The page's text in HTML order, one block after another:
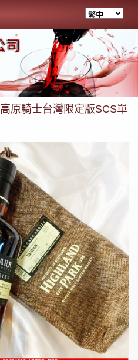
高原騎士台灣限定版SCS單